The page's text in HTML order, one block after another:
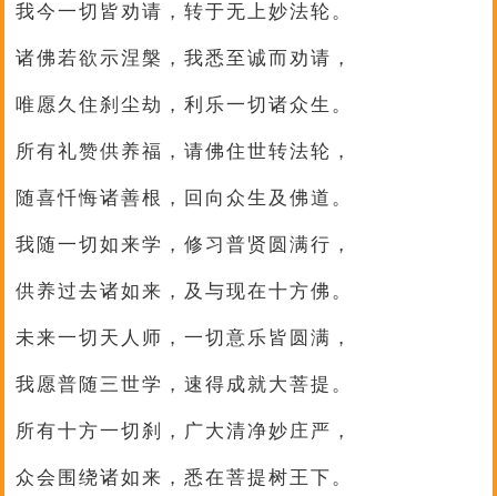
我今一切皆劝请，转于无上妙法轮。
诸佛若欲示涅槃，我悉至诚而劝请，
唯愿久住刹尘劫，利乐一切诸众生。
所有礼赞供养福，请佛住世转法轮，
随喜忏悔诸善根，回向众生及佛道。
我随一切如来学，修习普贤圆满行，
供养过去诸如来，及与现在十方佛。
未来一切天人师，一切意乐皆圆满，
我愿普随三世学，速得成就大菩提。
所有十方一切刹，广大清净妙庄严，
众会围绕诸如来，悉在菩提树王下。